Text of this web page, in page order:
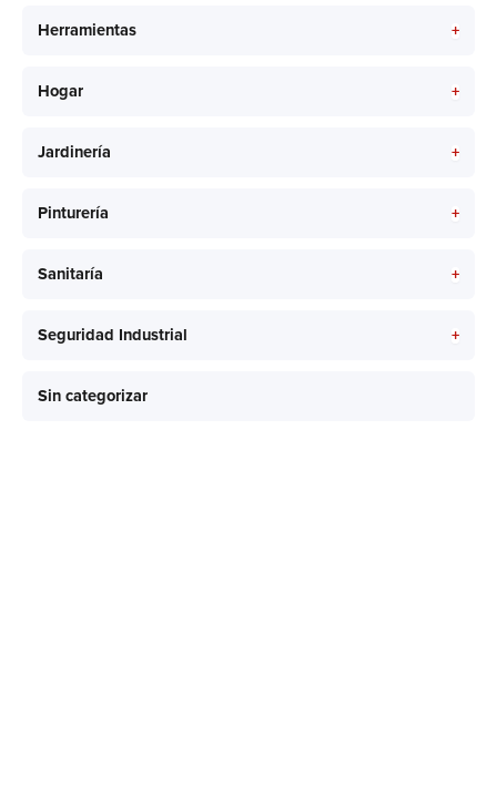
Herramientas +
Hogar +
Jardinería +
Pinturería +
Sanitaría +
Seguridad Industrial +
Sin categorizar